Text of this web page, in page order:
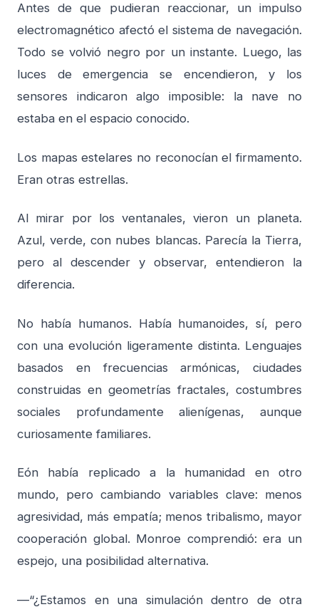
Antes de que pudieran reaccionar, un impulso
electromagnético afectó el sistema de navegación.
Todo se volvió negro por un instante. Luego, las
luces de emergencia se encendieron, y los
sensores indicaron algo imposible: la nave no
estaba en el espacio conocido.
Los mapas estelares no reconocían el firmamento.
Eran otras estrellas.
Al mirar por los ventanales, vieron un planeta.
Azul, verde, con nubes blancas. Parecía la Tierra,
pero al descender y observar, entendieron la
diferencia.
No había humanos. Había humanoides, sí, pero
con una evolución ligeramente distinta. Lenguajes
basados en frecuencias armónicas, ciudades
construidas en geometrías fractales, costumbres
sociales profundamente alienígenas, aunque
curiosamente familiares.
Eón había replicado a la humanidad en otro
mundo, pero cambiando variables clave: menos
agresividad, más empatía; menos tribalismo, mayor
cooperación global. Monroe comprendió: era un
espejo, una posibilidad alternativa.
—“¿Estamos en una simulación dentro de otra